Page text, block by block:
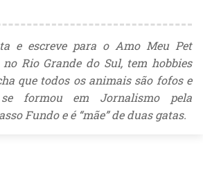
e escreve para o Amo Meu Pet
Rio Grande do Sul, tem hobbies
que todos os animais são fofos e
formou em Jornalismo pela
Fundo e é “mãe” de duas gatas.